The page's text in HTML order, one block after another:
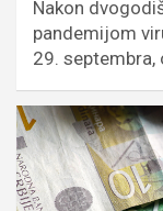
Nakon
pandemijom
29. septembra,